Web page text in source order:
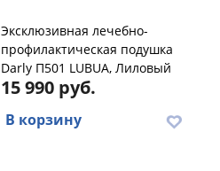
Эксклюзивная лечебно-
профилактическая подушка
Darly П501 LUBUA, Лиловый
15 990 руб.
В корзину